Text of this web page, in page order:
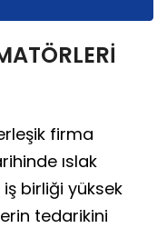
firma
ıslak
iş birliği yüksek
tedarikini